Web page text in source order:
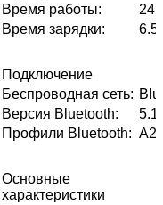
Время работы:
24
Время зарядки: 6.5
Подключение
Беспроводная сеть:
Версия Bluetooth:
5.1
Профили Bluetooth:
Основные
характеристики